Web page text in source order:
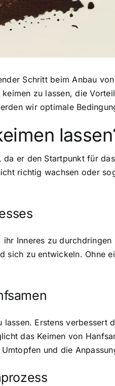
Schritt beim Anbau
zu lassen, die
wir optimale
er den Startpunkt für
richtig wachsen oder
Inneres zu
sich zu entwickeln. Ohne
Erstens
das Keimen von
und die